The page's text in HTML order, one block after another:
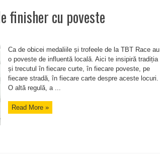
finisher cu poveste
Ca de obicei medaliile și trofeele de la TBT Race au
o poveste de influentă locală. Aici te insipiră tradiția
și trecutul în fiecare curte, în fiecare poveste, pe
fiecare stradă, în fiecare carte despre aceste locuri.
O altă regulă, a ...
Read More »